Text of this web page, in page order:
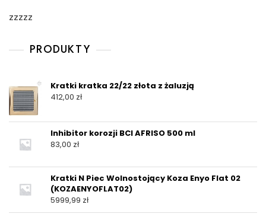
zzzzz
PRODUKTY
Kratki kratka 22/22 złota z żaluzją
412,00 zł
Inhibitor korozji BCI AFRISO 500 ml
83,00 zł
Kratki N Piec Wolnostojący Koza Enyo Flat 02
(KOZAENYOFLAT02)
5999,99 zł